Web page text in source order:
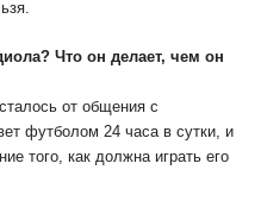
Что он делает, чем он
от общения с
футболом 24 часа в сутки, и
того, как должна играть его